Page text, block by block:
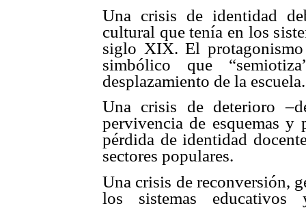
Una crisis de identidad
cultural que tenía en los
siglo XIX. El
simbólico que
desplazamiento de la escuela.
Una crisis de deterioro
pervivencia de esquemas y
pérdida de identidad
sectores populares.
Una crisis de reconversión,
los sistemas